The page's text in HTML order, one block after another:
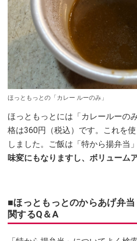
ほっともっとの「カレー ルーのみ」
ほっともっとには「カレールーの
格は360円（税込）です。これを
しました。ご飯は「特から揚弁当
味変にもなりますし、ボリューム
■ほっともっとのからあげ弁
関するQ＆A